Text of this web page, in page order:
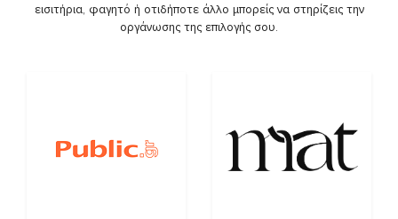
εισιτήρια, φαγητό ή οτιδήποτε άλλο μπορείς να στηρίζεις την
οργάνωσης της επιλογής σου.